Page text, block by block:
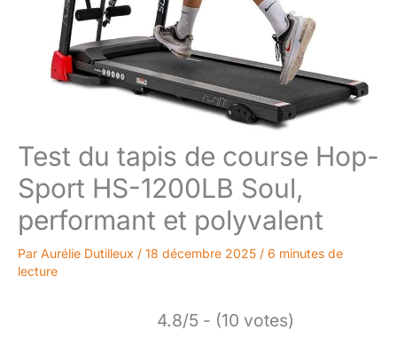
Test du tapis de course Hop-
Sport HS-1200LB Soul,
performant et polyvalent
Par Aurélie Dutilleux / 18 décembre 2025 / 6 minutes de
lecture
4.8/5 - (10 votes)